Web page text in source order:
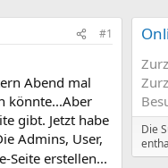
#1
Abend mal
könnte...Aber
gibt. Jetzt habe
Admins, User,
Seite erstellen...
Die